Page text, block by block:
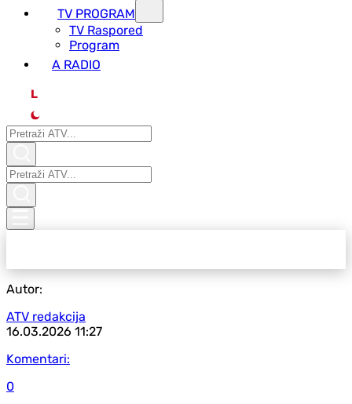
TV PROGRAM
ТV Raspored
Program
A RADIO
L
Autor:
ATV redakcija
16.03.2026 11:27
Komentari:
0